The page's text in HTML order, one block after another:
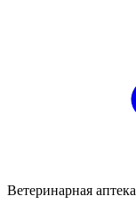
Ветеринарная аптека